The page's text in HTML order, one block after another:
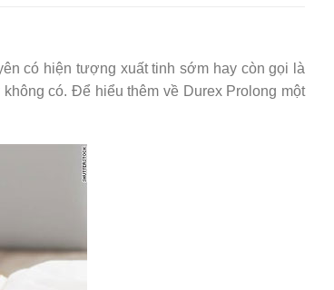
có hiện tượng xuất tinh sớm hay còn gọi là
có. Để hiểu thêm về Durex Prolong một